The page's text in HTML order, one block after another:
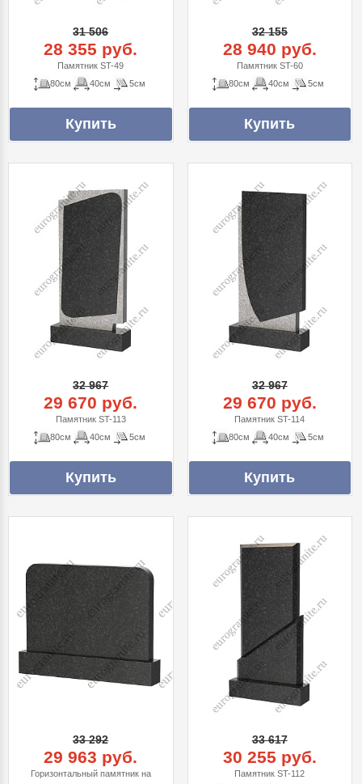
31 506
28 355 руб.
Памятник ST-49
80см
40см 5см
32 155
28 940 руб.
Памятник ST-60
80см
40см 5см
32 967
29 670 руб.
Памятник ST-113
80см
40см 5см
32 967
29 670 руб.
Памятник ST-114
80см
40см 5см
33 292
29 963 руб.
Горизонтальный памятник на
33 617
30 255 руб.
Памятник ST-112